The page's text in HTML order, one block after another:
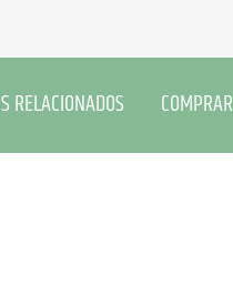
RELACIONADOS COMPRAR